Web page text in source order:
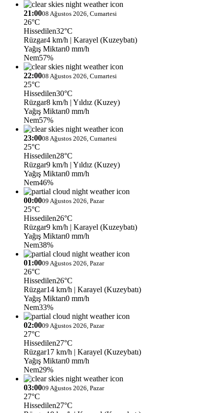
21:0008 Ağustos 2026, Cumartesi
26°C
Hissedilen32°C
Rüzgar4 km/h | Karayel (Kuzeybatı)
Yağış Miktarı0 mm/h
Nem57%
22:0008 Ağustos 2026, Cumartesi
25°C
Hissedilen30°C
Rüzgar8 km/h | Yıldız (Kuzey)
Yağış Miktarı0 mm/h
Nem57%
23:0008 Ağustos 2026, Cumartesi
25°C
Hissedilen28°C
Rüzgar9 km/h | Yıldız (Kuzey)
Yağış Miktarı0 mm/h
Nem46%
00:0009 Ağustos 2026, Pazar
25°C
Hissedilen26°C
Rüzgar9 km/h | Karayel (Kuzeybatı)
Yağış Miktarı0 mm/h
Nem38%
01:0009 Ağustos 2026, Pazar
26°C
Hissedilen26°C
Rüzgar14 km/h | Karayel (Kuzeybatı)
Yağış Miktarı0 mm/h
Nem33%
02:0009 Ağustos 2026, Pazar
27°C
Hissedilen27°C
Rüzgar17 km/h | Karayel (Kuzeybatı)
Yağış Miktarı0 mm/h
Nem29%
03:0009 Ağustos 2026, Pazar
27°C
Hissedilen27°C